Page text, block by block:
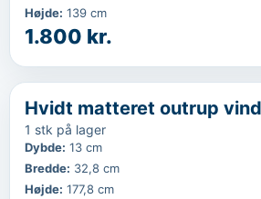
Højde: 139 cm
1.800 kr.
‹
Hvidt matteret outrup
1 stk på lager
Dybde: 13 cm
Bredde: 32,8 cm
Højde: 177,8 cm